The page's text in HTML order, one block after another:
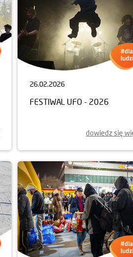
26.02.2026
FESTIWAL UFO - 2026
dowiedz się